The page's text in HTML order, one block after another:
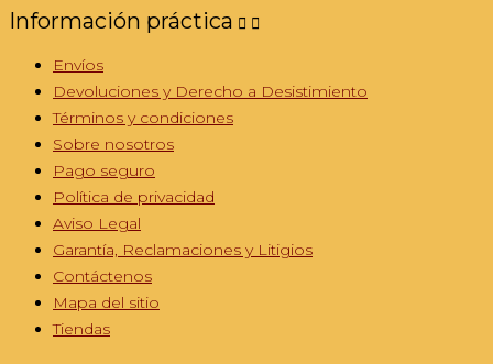
Información práctica  
Envíos
Devoluciones y Derecho a Desistimiento
Términos y condiciones
Sobre nosotros
Pago seguro
Política de privacidad
Aviso Legal
Garantía, Reclamaciones y Litigios
Contáctenos
Mapa del sitio
Tiendas